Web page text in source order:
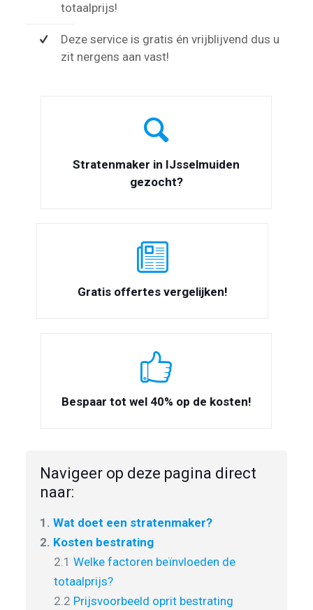
totaalprijs!
Deze service is gratis én vrijblijvend dus u
zit nergens aan vast!
Stratenmaker in IJsselmuiden
gezocht?
Gratis offertes vergelijken!
Bespaar tot wel 40% op de kosten!
Navigeer op deze pagina direct
naar:
1. Wat doet een stratenmaker?
2. Kosten bestrating
2.1 Welke factoren beïnvloeden de
totaalprijs?
2.2 Prijsvoorbeeld oprit bestrating